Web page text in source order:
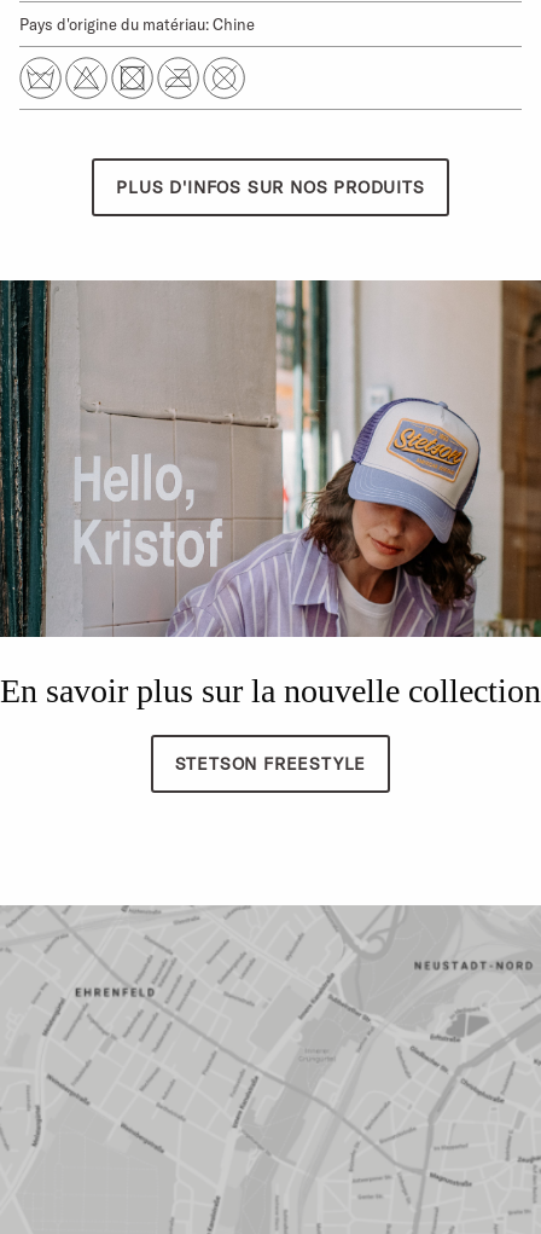
Pays d'origine du matériau: Chine
PLUS D'INFOS SUR NOS PRODUITS
En savoir plus sur la nouvelle collection
STETSON FREESTYLE